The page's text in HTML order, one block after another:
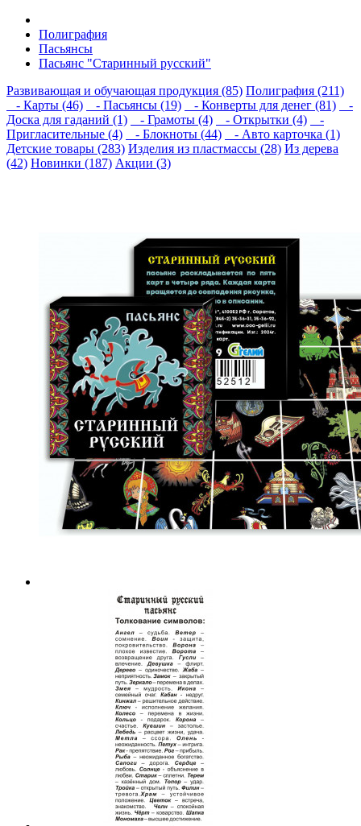
Полиграфия
Пасьянсы
Пасьянс "Старинный русский"
Развивающая и обучающая продукция (85) Полиграфия (211)
- Карты (46)
- Пасьянсы (19) - Конверты для денег (81)
-
Доска для гаданий (1)
- Грамоты (4) - Открытки (4)
-
Пригласительные (4)
- Блокноты (44)
- Авто карточка (1)
Детские товары (283) Изделия из пластмассы (28) Из дерева
(42) Новинки (187) Акции (3)